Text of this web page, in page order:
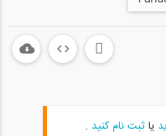
یاثبت نام کنید .